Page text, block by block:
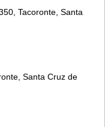
Tacoronte, Santa
Santa Cruz de